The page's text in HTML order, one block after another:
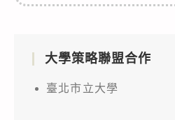
大學策略聯盟合作
臺北市立大學